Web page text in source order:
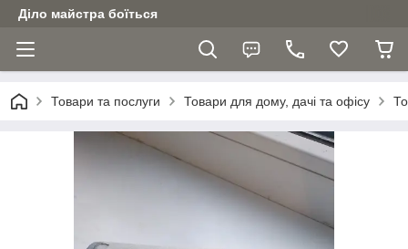
Діло майстра боїться
Товари та послуги Товари для дому, дачі та офісу